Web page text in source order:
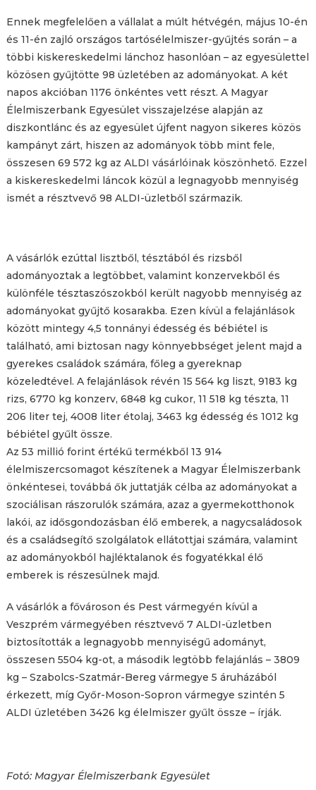
Ennek megfelelően a vállalat a múlt hétvégén, május 10-én
és 11-én zajló országos tartósélelmiszer-gyűjtés során – a
többi kiskereskedelmi lánchoz hasonlóan – az egyesülettel
közösen gyűjtötte 98 üzletében az adományokat. A két
napos akcióban 1176 önkéntes vett részt. A Magyar
Élelmiszerbank Egyesület visszajelzése alapján az
diszkontlánc és az egyesület újfent nagyon sikeres közös
kampányt zárt, hiszen az adományok több mint fele,
összesen 69 572 kg az ALDI vásárlóinak köszönhető. Ezzel
a kiskereskedelmi láncok közül a legnagyobb mennyiség
ismét a résztvevő 98 ALDI-üzletből származik.
A vásárlók ezúttal lisztből, tésztából és rizsből
adományoztak a legtöbbet, valamint konzervekből és
különféle tésztaszószokból került nagyobb mennyiség az
adományokat gyűjtő kosarakba. Ezen kívül a felajánlások
között mintegy 4,5 tonnányi édesség és bébiétel is
található, ami biztosan nagy könnyebbséget jelent majd a
gyerekes családok számára, főleg a gyereknap
közeledtével. A felajánlások révén 15 564 kg liszt, 9183 kg
rizs, 6770 kg konzerv, 6848 kg cukor, 11 518 kg tészta, 11
206 liter tej, 4008 liter étolaj, 3463 kg édesség és 1012 kg
bébiétel gyűlt össze.
Az 53 millió forint értékű termékből 13 914
élelmiszercsomagot készítenek a Magyar Élelmiszerbank
önkéntesei, továbbá ők juttatják célba az adományokat a
szociálisan rászorulók számára, azaz a gyermekotthonok
lakói, az idősgondozásban élő emberek, a nagycsaládosok
és a családsegítő szolgálatok ellátottjai számára, valamint
az adományokból hajléktalanok és fogyatékkal élő
emberek is részesülnek majd.
A vásárlók a fővároson és Pest vármegyén kívül a
Veszprém vármegyében résztvevő 7 ALDI-üzletben
biztosították a legnagyobb mennyiségű adományt,
összesen 5504 kg-ot, a második legtöbb felajánlás – 3809
kg – Szabolcs-Szatmár-Bereg vármegye 5 áruházából
érkezett, míg Győr-Moson-Sopron vármegye szintén 5
ALDI üzletében 3426 kg élelmiszer gyűlt össze – írják.
Fotó: Magyar Élelmiszerbank Egyesület